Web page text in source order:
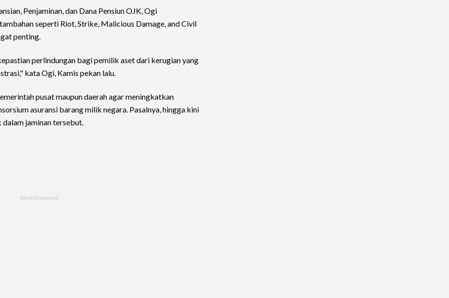
Penjaminan, dan Dana Pensiun OJK, Ogi
seperti Riot, Strike, Malicious Damage, and Civil
penting.
perlindungan bagi pemilik aset dari kerugian yang
kata Ogi, Kamis pekan lalu.
pusat maupun daerah agar meningkatkan
asuransi barang milik negara. Pasalnya, hingga kini
dalam jaminan tersebut.